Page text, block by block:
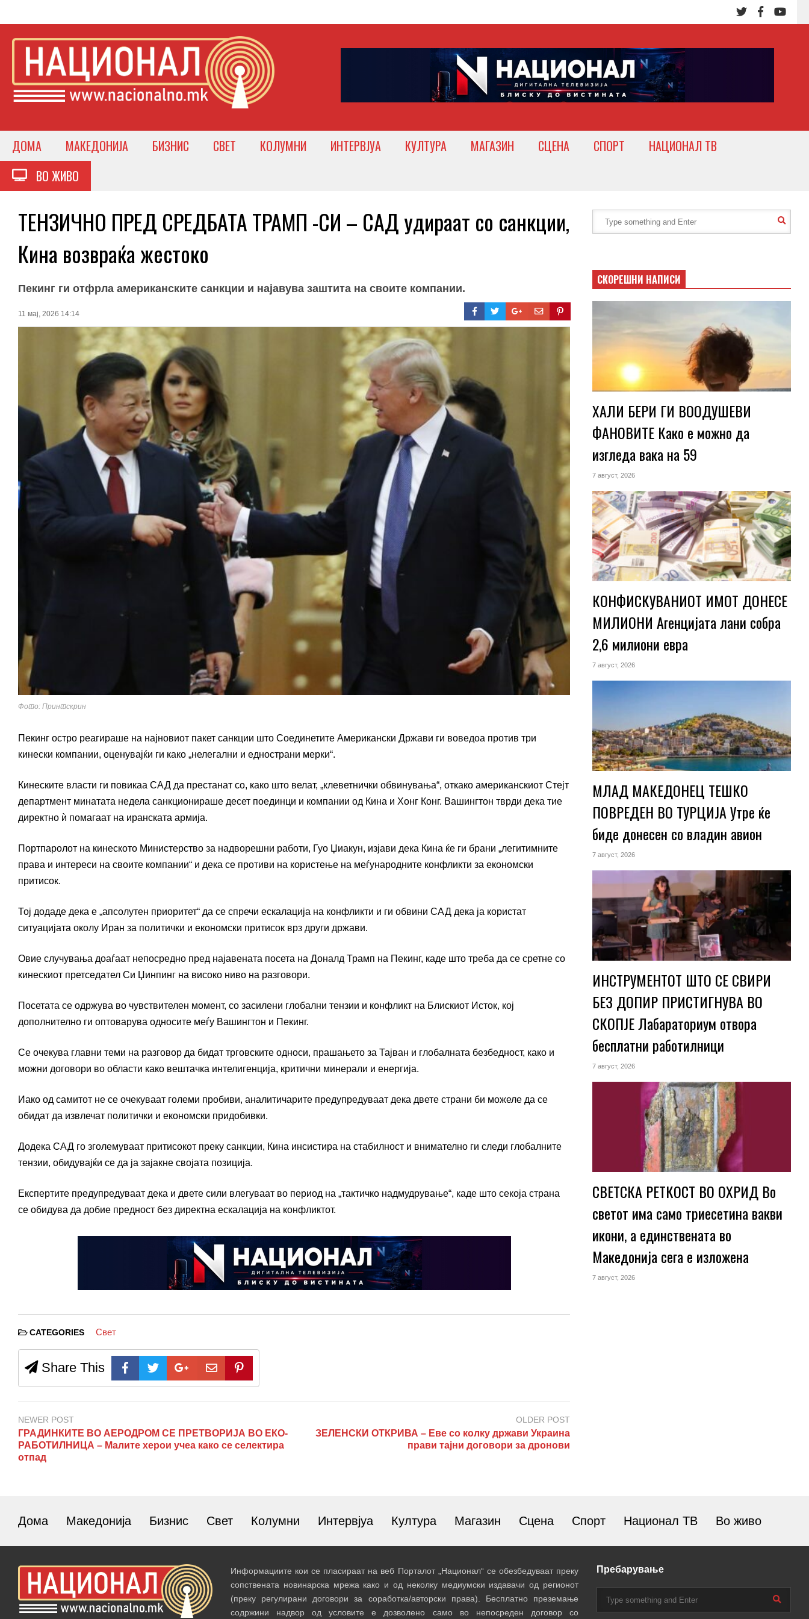
ДОМА МАКЕДОНИЈА БИЗНИС СВЕТ КОЛУМНИ ИНТЕРВЈУА КУЛТУРА МАГАЗИН СЦЕНА СПОРТ
НАЦИОНАЛ ТВ
ВО ЖИВО
ТЕНЗИЧНО ПРЕД СРЕДБАТА ТРАМП -СИ – САД удираат со санкции,
Кина возвраќа жестоко
Пекинг ги отфрла американските санкции и најавува заштита на своите компании.
11 мај, 2026 14:14
Фото: Принтскрин
Пекинг остро реагираше на најновиот пакет санкции што Соединетите Американски Држави ги воведоа против три
кинески компании, оценувајќи ги како „нелегални и еднострани мерки“.
Кинеските власти ги повикаа САД да престанат со, како што велат, „клеветнички обвинувања“, откако американскиот Стејт
департмент минатата недела санкционираше десет поединци и компании од Кина и Хонг Конг. Вашингтон тврди дека тие
директно ѝ помагаат на иранската армија.
Портпаролот на кинеското Министерство за надворешни работи, Гуо Џиакун, изјави дека Кина ќе ги брани „легитимните
права и интереси на своите компании“ и дека се противи на користење на меѓународните конфликти за економски
притисок.
Тој додаде дека е „апсолутен приоритет“ да се спречи ескалација на конфликти и ги обвини САД дека ја користат
ситуацијата околу Иран за политички и економски притисок врз други држави.
Овие случувања доаѓаат непосредно пред најавената посета на Доналд Трамп на Пекинг, каде што треба да се сретне со
кинескиот претседател Си Џинпинг на високо ниво на разговори.
Посетата се одржува во чувствителен момент, со засилени глобални тензии и конфликт на Блискиот Исток, кој
дополнително ги оптоварува односите меѓу Вашингтон и Пекинг.
Се очекува главни теми на разговор да бидат трговските односи, прашањето за Тајван и глобалната безбедност, како и
можни договори во области како вештачка интелигенција, критични минерали и енергија.
Иако од самитот не се очекуваат големи пробиви, аналитичарите предупредуваат дека двете страни би можеле да се
обидат да извлечат политички и економски придобивки.
Додека САД го зголемуваат притисокот преку санкции, Кина инсистира на стабилност и внимателно ги следи глобалните
тензии, обидувајќи се да ја зајакне својата позиција.
Експертите предупредуваат дека и двете сили влегуваат во период на „тактичко надмудрување“, каде што секоја страна
се обидува да добие предност без директна ескалација на конфликтот.
CATEGORIES Свет
Share This
NEWER POST
ГРАДИНКИТЕ ВО АЕРОДРОМ СЕ ПРЕТВОРИЈА ВО ЕКО-
РАБОТИЛНИЦА – Малите херои учеа како се селектира
отпад
OLDER POST
ЗЕЛЕНСКИ ОТКРИВА – Еве со колку држави Украина
прави тајни договори за дронови
СКОРЕШНИ НАПИСИ
ХАЛИ БЕРИ ГИ ВООДУШЕВИ
ФАНОВИТЕ Како е можно да
изгледа вака на 59
7 август, 2026
КОНФИСКУВАНИОТ ИМОТ ДОНЕСЕ
МИЛИОНИ Агенцијата лани собра
2,6 милиони евра
7 август, 2026
МЛАД МАКЕДОНЕЦ ТЕШКО
ПОВРЕДЕН ВО ТУРЦИЈА Утре ќе
биде донесен со владин авион
7 август, 2026
ИНСТРУМЕНТОТ ШТО СЕ СВИРИ
БЕЗ ДОПИР ПРИСТИГНУВА ВО
СКОПЈЕ Лабараториум отвора
бесплатни работилници
7 август, 2026
СВЕТСКА РЕТКОСТ ВО ОХРИД Во
светот има само триесетина вакви
икони, а единствената во
Македонија сега е изложена
7 август, 2026
Дома Македонија Бизнис Свет Колумни Интервјуа Култура Магазин Сцена Спорт Национал ТВ Во живо
Информациите кои се пласираат на веб Порталот „Национал“ се обезбедуваат преку
сопствената новинарска мрежа како и од неколку медиумски издавачи од регионот
(преку регулирани договори за соработка/авторски права). Бесплатно преземање
содржини надвор од условите е дозволено само во непосреден договор со
Пребарување